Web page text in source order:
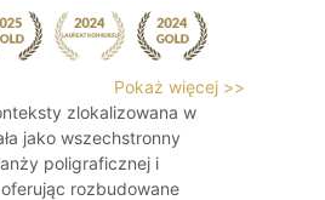
Pokaż więcej >>
zlokalizowana w
jako wszechstronny
poligraficznej i
rozbudowane